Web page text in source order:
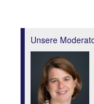
Unsere